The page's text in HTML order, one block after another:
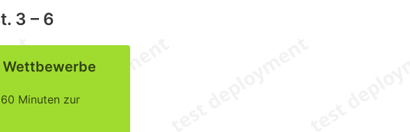
3 – 6
Minuten zur